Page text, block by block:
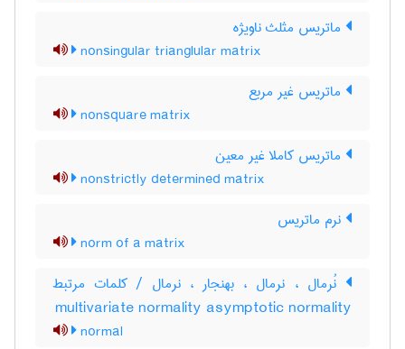
ماتریس مثلث ناویژه
nonsingular trianglular matrix
ماتریس غیر مربع
nonsquare matrix
ماتریس کاملا غیر معین
nonstrictly determined matrix
نرم ماتریس
norm of a matrix
نُرمال ، نرمال ، بهنجار ، نرمال / کلمات مرتبط
multivariate normality asymptotic normality
normal